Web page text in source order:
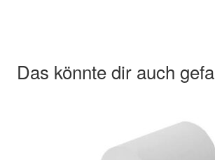
Das könnte dir auch